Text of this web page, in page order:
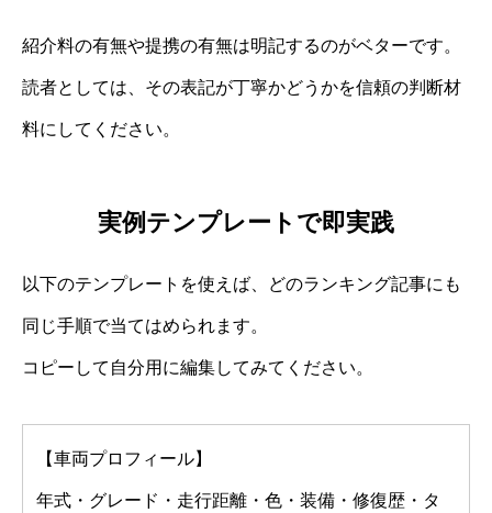
紹介料の有無や提携の有無は明記するのがベターです。
読者としては、その表記が丁寧かどうかを信頼の判断材
料にしてください。
実例テンプレートで即実践
以下のテンプレートを使えば、どのランキング記事にも
同じ手順で当てはめられます。
コピーして自分用に編集してみてください。
【車両プロフィール】
年式・グレード・走行距離・色・装備・修復歴・タ